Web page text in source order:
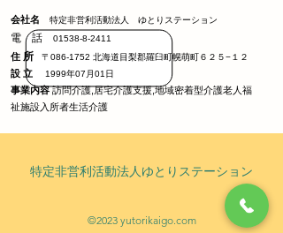
会社名 特定非営利活動法人 ゆとりステーション
電 話 01538-8-2411
住 所 〒086-1752 北海道目梨郡羅臼町幌萌町６ ２５−１２
設 立 1999年07月01日
​事業内容訪問介護,居宅介護支援,地域密着型介護老人福
祉施設入所者生活介護
​特定非営利活動法人ゆとりステーション
©2023 yutorikaigo.com